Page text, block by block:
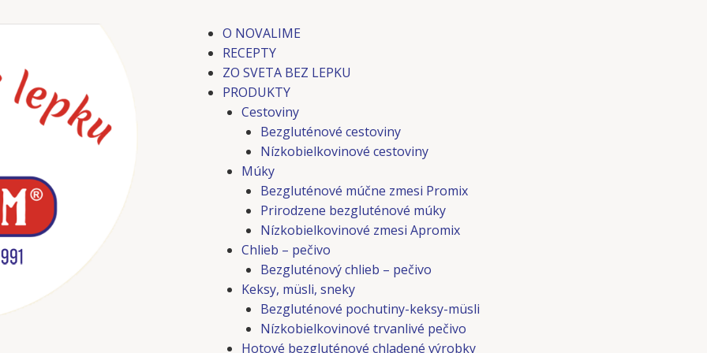
O NOVALIME
RECEPTY
ZO SVETA BEZ LEPKU
PRODUKTY
Cestoviny
Bezgluténové cestoviny
Nízkobielkovinové cestoviny
Múky
Bezgluténové múčne zmesi Promix
Prirodzene bezgluténové múky
Nízkobielkovinové zmesi Apromix
Chlieb – pečivo
Bezgluténový chlieb – pečivo
Keksy, müsli, sneky
Bezgluténové pochutiny-keksy-müsli
Nízkobielkovinové trvanlivé pečivo
Hotové bezgluténové chladené výrobky